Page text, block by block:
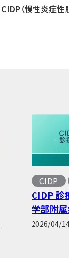
CIDP（慢性炎症
CIDP
CIDP
学部附
2026/04/